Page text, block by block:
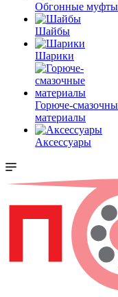
Обгонные муфты
Шайбы
Шарики
Горюче-
материалы
Аксессуары